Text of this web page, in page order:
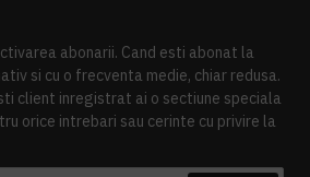
abonarii. Cand esti abonat la
si cu o frecventa medie, chiar redusa.
client inregistrat ai o sectiune speciala
orice intrebari sau cerinte cu privire la